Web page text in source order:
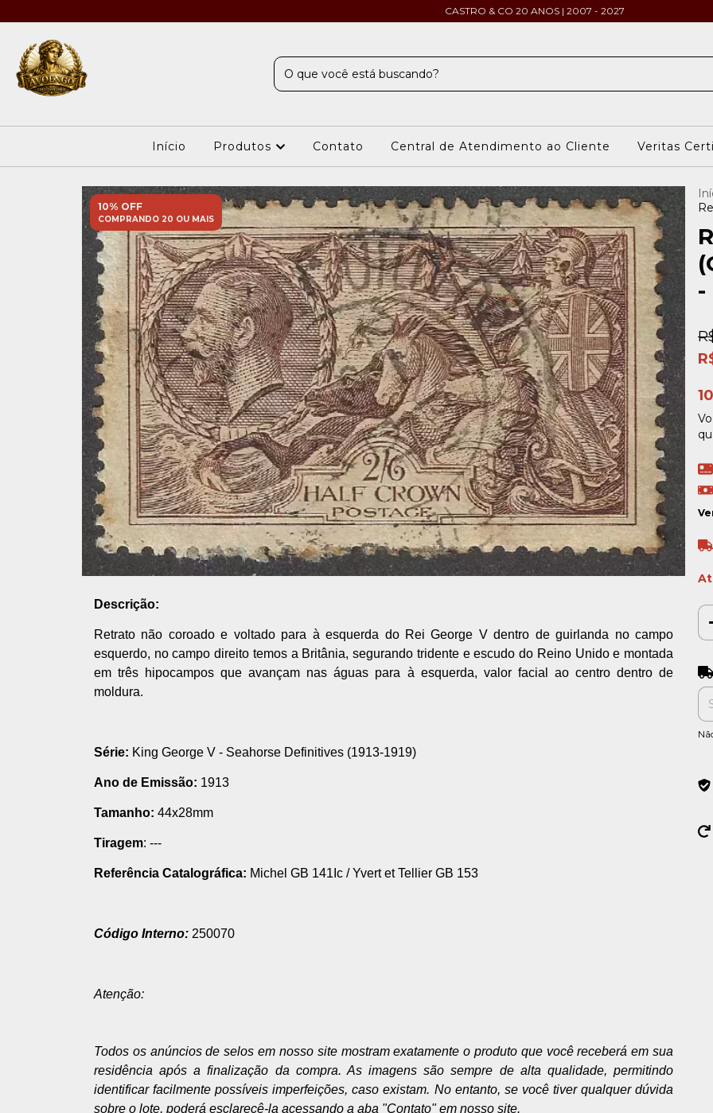
CASTRO & CO 20 ANOS | 2007 - 2027
Início Produtos Contato Central de Atendimento ao Cliente Veritas
10% OFF
COMPRANDO 20 OU MAIS
Descrição:
Retrato não coroado e voltado para à esquerda do Rei George V dentro de guirlanda no campo
esquerdo, no campo direito temos a Britânia, segurando tridente e escudo do Reino Unido e montada
em três hipocampos que avançam nas águas para à esquerda, valor facial ao centro dentro de
moldura.
Série: King George V - Seahorse Definitives (1913-1919)
Ano de Emissão: 1913
Tamanho: 44x28mm
Tiragem: ---
Referência Catalográfica: Michel GB 141Ic / Yvert et Tellier GB 153
Código Interno: 250070
Atenção:
Todos os anúncios de selos em nosso site mostram exatamente o produto que você receberá em sua
residência após a finalização da compra. As imagens são sempre de alta qualidade, permitindo
identificar facilmente possíveis imperfeições, caso existam. No entanto, se você tiver qualquer dúvida
sobre o lote, poderá esclarecê-la acessando a aba "Contato" em nosso site.
-